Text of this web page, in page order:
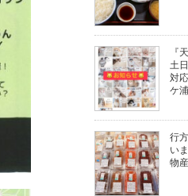
『
土
対
ケ
行
い
物